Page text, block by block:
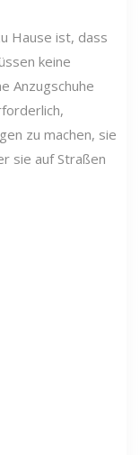
Hause ist, dass
keine
Anzugschuhe
zu machen, sie
sie auf Straßen